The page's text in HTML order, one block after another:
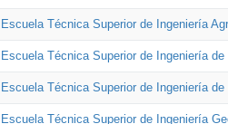
Escuela Técnica Superior de Ingeniería
Escuela Técnica Superior de Ingeniería
Escuela Técnica Superior de Ingeniería
Escuela Técnica Superior de Ingeniería